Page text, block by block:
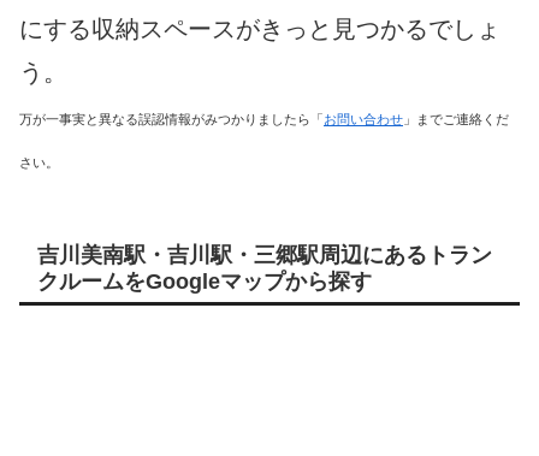
にする収納スペースがきっと見つかるでしょ
う。
万が一事実と異なる誤認情報がみつかりましたら「お問い合わせ 」までご連絡くだ
さい。
吉川美南駅・吉川駅・三郷駅周辺にあるトラン
クルームをGoogleマップから探す